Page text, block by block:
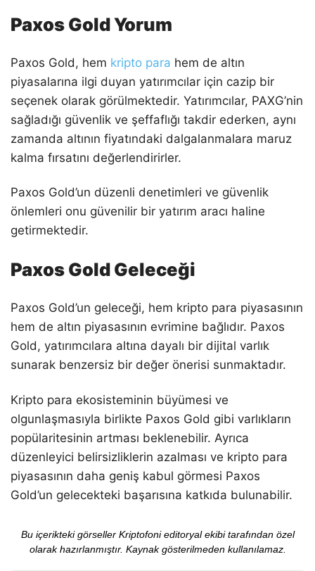
Paxos Gold Yorum
Paxos Gold, hem kripto para hem de altın
piyasalarına ilgi duyan yatırımcılar için cazip bir
seçenek olarak görülmektedir. Yatırımcılar, PAXG’nin
sağladığı güvenlik ve şeffaflığı takdir ederken, aynı
zamanda altının fiyatındaki dalgalanmalara maruz
kalma fırsatını değerlendirirler.
Paxos Gold’un düzenli denetimleri ve güvenlik
önlemleri onu güvenilir bir yatırım aracı haline
getirmektedir.
Paxos Gold Geleceği
Paxos Gold’un geleceği, hem kripto para piyasasının
hem de altın piyasasının evrimine bağlıdır. Paxos
Gold, yatırımcılara altına dayalı bir dijital varlık
sunarak benzersiz bir değer önerisi sunmaktadır.
Kripto para ekosisteminin büyümesi ve
olgunlaşmasıyla birlikte Paxos Gold gibi varlıkların
popülaritesinin artması beklenebilir. Ayrıca
düzenleyici belirsizliklerin azalması ve kripto para
piyasasının daha geniş kabul görmesi Paxos
Gold’un gelecekteki başarısına katkıda bulunabilir.
Bu içerikteki görseller Kriptofoni editoryal ekibi tarafından özel
olarak hazırlanmıştır. Kaynak gösterilmeden kullanılamaz.